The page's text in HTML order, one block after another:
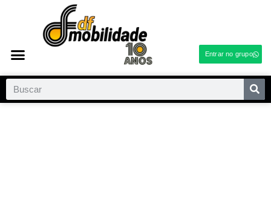
Entrar no grupo